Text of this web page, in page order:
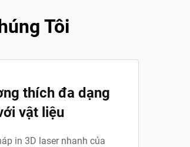
Tôi
thích đa dạng
vật liệu
in 3D laser nhanh của